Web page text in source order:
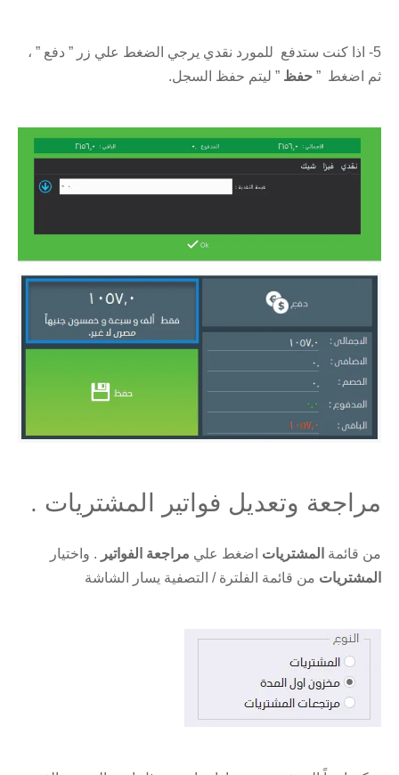
5- اذا كنت ستدفع للمورد نقدي يرجي الضغط علي زر ” دفع ” ،
ثم اضغط ” حفظ ” ليتم حفظ السجل.
مراجعة وتعديل فواتير المشتريات .
من قائمة المشتريات اضغط علي مراجعة الفواتير . واختيار
المشتريات من قائمة الفلترة / التصفية يسار الشاشة